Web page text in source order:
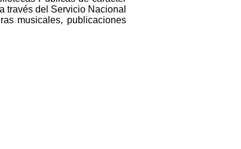
través del Servicio Nacional
musicales, publicaciones